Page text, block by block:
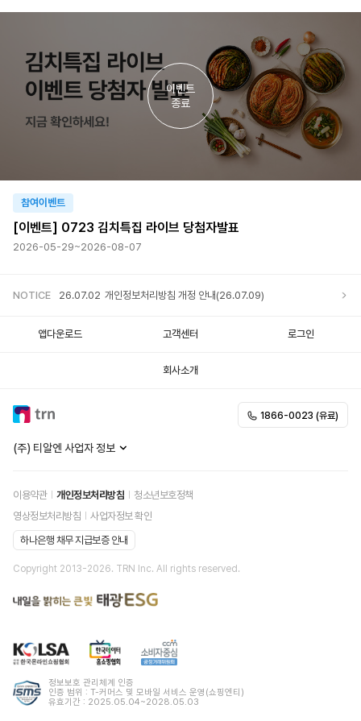
이벤트
종료
참여이벤트
[이벤트] 0723 김치특집 라이브 당첨자발표
2026-05-29~2026-08-07
NOTICE 26.07.02 개인정보처리방침 개정 안내(26.07.09)
앱다운로드 고객센터 로그인
회사소개
(주) 티알엔 사업자 정보
이용약관 개인정보처리방침
청소년보호정책
영상정보처리방침
사업자정보 확인
하나은행 채무 지급보증 안내
Copyright 2013-2026. TRN Inc. All rights reserved.
정보보호 관리체계 인증
인증 범위 : T-커머스 및 모바일 서비스 운영(쇼핑엔티)
유효기간 : 2025.05.04~2028.05.03
1866-0023 (유료)